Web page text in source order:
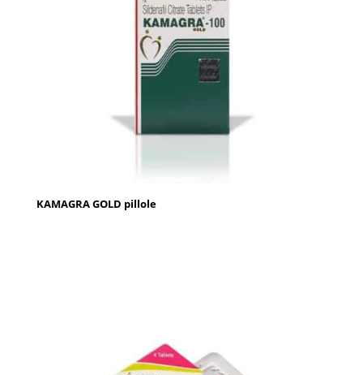
KAMAGRA GOLD pillole